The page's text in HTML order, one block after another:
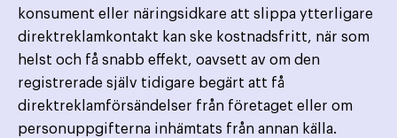
konsument eller näringsidkare att slippa ytterligare
direktreklamkontakt kan ske kostnadsfritt, när som
helst och få snabb effekt, oavsett av om den
registrerade själv tidigare begärt att få
direktreklamförsändelser från företaget eller om
personuppgifterna inhämtats från annan källa.